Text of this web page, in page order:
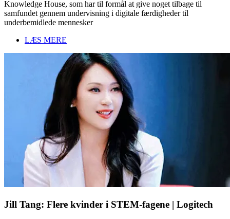
Knowledge House, som har til formål at give noget tilbage til
samfundet gennem undervisning i digitale færdigheder til
underbemidlede mennesker
LÆS MERE
Jill Tang: Flere kvinder i STEM-fagene | Logitech